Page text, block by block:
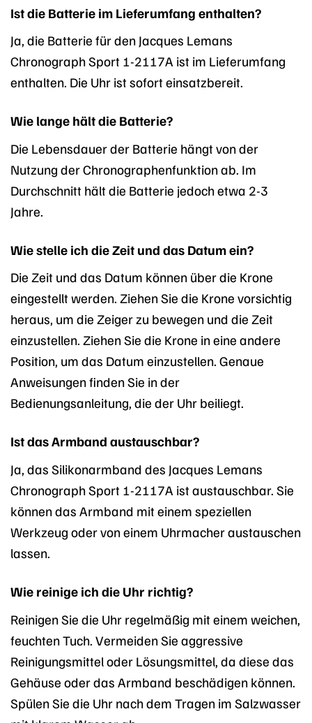
Ist die Batterie im Lieferumfang enthalten?
Ja, die Batterie für den Jacques Lemans
Chronograph Sport 1-2117A ist im Lieferumfang
enthalten. Die Uhr ist sofort einsatzbereit.
Wie lange hält die Batterie?
Die Lebensdauer der Batterie hängt von der
Nutzung der Chronographenfunktion ab. Im
Durchschnitt hält die Batterie jedoch etwa 2-3
Jahre.
Wie stelle ich die Zeit und das Datum ein?
Die Zeit und das Datum können über die Krone
eingestellt werden. Ziehen Sie die Krone vorsichtig
heraus, um die Zeiger zu bewegen und die Zeit
einzustellen. Ziehen Sie die Krone in eine andere
Position, um das Datum einzustellen. Genaue
Anweisungen finden Sie in der
Bedienungsanleitung, die der Uhr beiliegt.
Ist das Armband austauschbar?
Ja, das Silikonarmband des Jacques Lemans
Chronograph Sport 1-2117A ist austauschbar. Sie
können das Armband mit einem speziellen
Werkzeug oder von einem Uhrmacher austauschen
lassen.
Wie reinige ich die Uhr richtig?
Reinigen Sie die Uhr regelmäßig mit einem weichen,
feuchten Tuch. Vermeiden Sie aggressive
Reinigungsmittel oder Lösungsmittel, da diese das
Gehäuse oder das Armband beschädigen können.
Spülen Sie die Uhr nach dem Tragen im Salzwasser